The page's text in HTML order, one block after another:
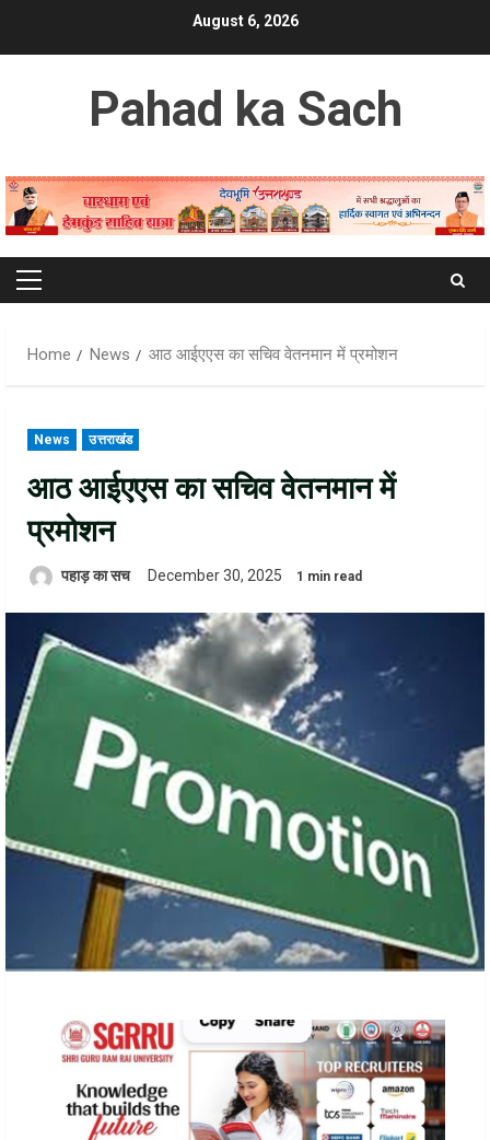
August 6, 2026
Pahad ka Sach
Primary
Home
News आठ आईएएस का सचिव वेतनमान में प्रमोशन
News उत्तराखंड
आठ आईएएस का सचिव वेतनमान में
प्रमोशन
पहाड़ का सच December 30, 2025 1 min read